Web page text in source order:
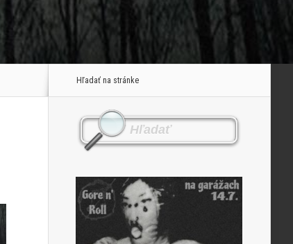
Hľadať na stránke